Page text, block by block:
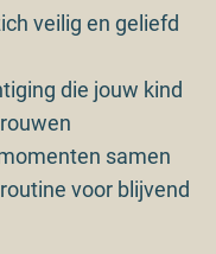
veilig en geliefd
die jouw kind
samen
voor blijvend